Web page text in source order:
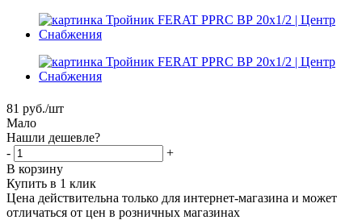
81 руб./шт
Мало
Нашли дешевле?
-
+
В корзину
Купить в 1 клик
Цена действительна только для интернет-магазина и может
отличаться от цен в розничных магазинах